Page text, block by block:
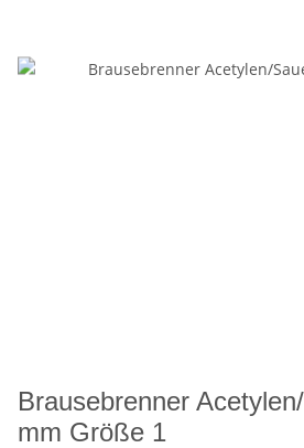
Brausebrenner
mm Größe 1